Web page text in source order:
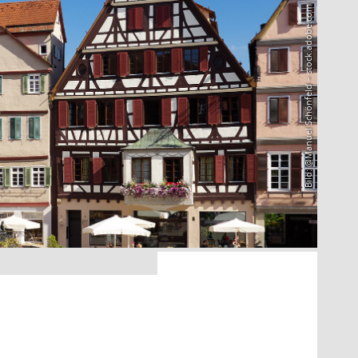
Bild: @Manuel Schönfeld – stock.adobe.com